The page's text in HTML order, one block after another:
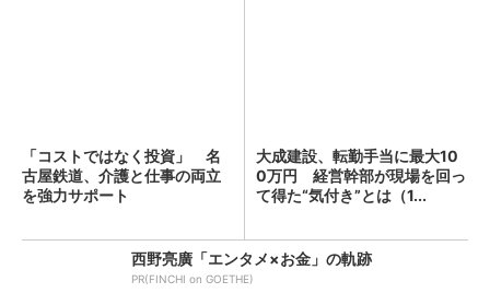
「コストではなく投資」 名
古屋鉄道、介護と仕事の両立
を強力サポート
大成建設、転勤手当に最大10
0万円 経営幹部が現場を回っ
て得た“気付き”とは（1...
西野亮廣「エンタメ×お金」の軌跡
PR(FINCHI on GOETHE)